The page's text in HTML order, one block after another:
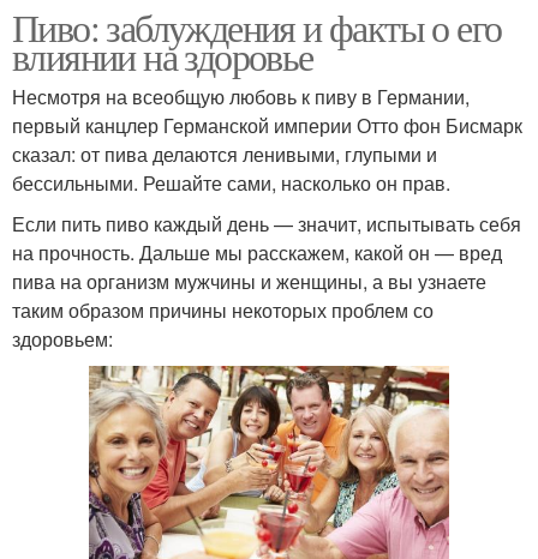
Пиво: заблуждения и факты о его
влиянии на здоровье
Несмотря на всеобщую любовь к пиву в Германии,
первый канцлер Германской империи Отто фон Бисмарк
сказал: от пива делаются ленивыми, глупыми и
бессильными. Решайте сами, насколько он прав.
Если пить пиво каждый день — значит, испытывать себя
на прочность. Дальше мы расскажем, какой он — вред
пива на организм мужчины и женщины, а вы узнаете
таким образом причины некоторых проблем со
здоровьем: